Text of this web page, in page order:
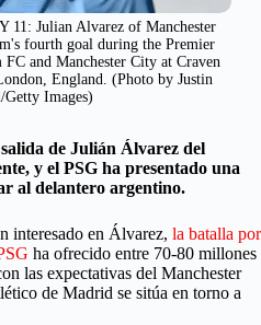
Julian Alvarez of Manchester
fourth goal during the Premier
FC and Manchester City at Craven
England. (Photo by Justin
Getty Images)
de Julián Álvarez del
y el PSG ha presentado una
al delantero argentino.
interesado en Álvarez, la batalla por
ha ofrecido entre 70-80 millones
las expectativas del Manchester
de Madrid se sitúa en torno a